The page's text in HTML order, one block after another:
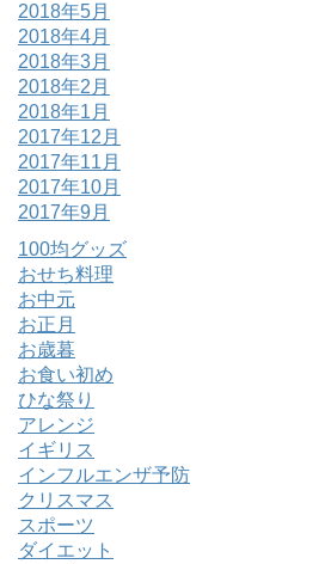
2018年5月
2018年4月
2018年3月
2018年2月
2018年1月
2017年12月
2017年11月
2017年10月
2017年9月
100均グッズ
おせち料理
お中元
お正月
お歳暮
お食い初め
ひな祭り
アレンジ
イギリス
インフルエンザ予防
クリスマス
スポーツ
ダイエット